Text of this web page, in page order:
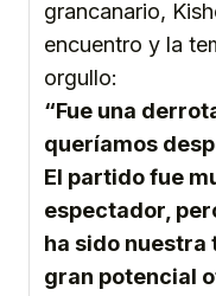
grancanario,
encuentro y la
orgullo:
“Fue una
queríamos
El partido fue
espectador,
ha sido nuestra
gran potencial